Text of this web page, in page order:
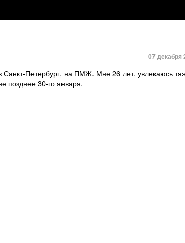
07 декабря
Санкт-Петербург, на ПМЖ. Мне 26 лет, увлекаюсь
позднее 30-го января.